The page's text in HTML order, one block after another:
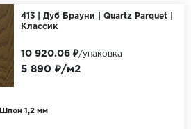
413 | Дуб Брауни | Quartz Parquet |
Классик
Шпон 1,2 мм
5 890 ₽/м2
10 920.06 ₽/упаковка